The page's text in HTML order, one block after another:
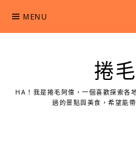
content
MENU
捲
HA！我是捲毛阿偉，一個喜歡探索各
過的景點與美食，希望能